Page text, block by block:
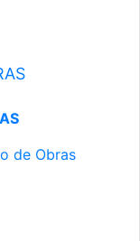
de Obras